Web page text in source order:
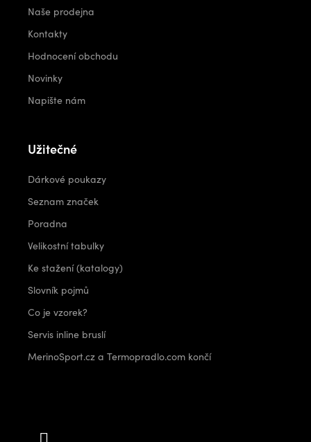
Naše prodejna
Kontakty
Hodnocení obchodu
Novinky
Napište nám
Užitečné
Dárkové poukazy
Seznam značek
Poradna
Velikostní tabulky
Ke stažení (katalogy)
Slovník pojmů
Co je vzorek?
Servis inline bruslí
MerinoSport.cz a Termopradlo.com končí